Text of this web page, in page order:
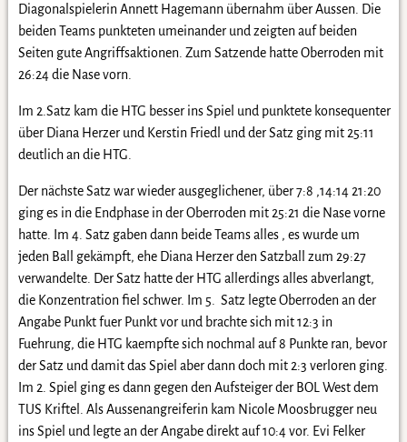
Diagonalspielerin Annett Hagemann übernahm über Aussen. Die
beiden Teams punkteten umeinander und zeigten auf beiden
Seiten gute Angriffsaktionen. Zum Satzende hatte Oberroden mit
26:24 die Nase vorn.
Im 2.Satz kam die HTG besser ins Spiel und punktete konsequenter
über Diana Herzer und Kerstin Friedl und der Satz ging mit 25:11
deutlich an die HTG.
Der nächste Satz war wieder ausgeglichener, über 7:8 ,14:14 21:20
ging es in die Endphase in der Oberroden mit 25:21 die Nase vorne
hatte. Im 4. Satz gaben dann beide Teams alles , es wurde um
jeden Ball gekämpft, ehe Diana Herzer den Satzball zum 29:27
verwandelte. Der Satz hatte der HTG allerdings alles abverlangt,
die Konzentration fiel schwer. Im 5. Satz legte Oberroden an der
Angabe Punkt fuer Punkt vor und brachte sich mit 12:3 in
Fuehrung, die HTG kaempfte sich nochmal auf 8 Punkte ran, bevor
der Satz und damit das Spiel aber dann doch mit 2:3 verloren ging.
Im 2. Spiel ging es dann gegen den Aufsteiger der BOL West dem
TUS Kriftel. Als Aussenangreiferin kam Nicole Moosbrugger neu
ins Spiel und legte an der Angabe direkt auf 10:4 vor. Evi Felker